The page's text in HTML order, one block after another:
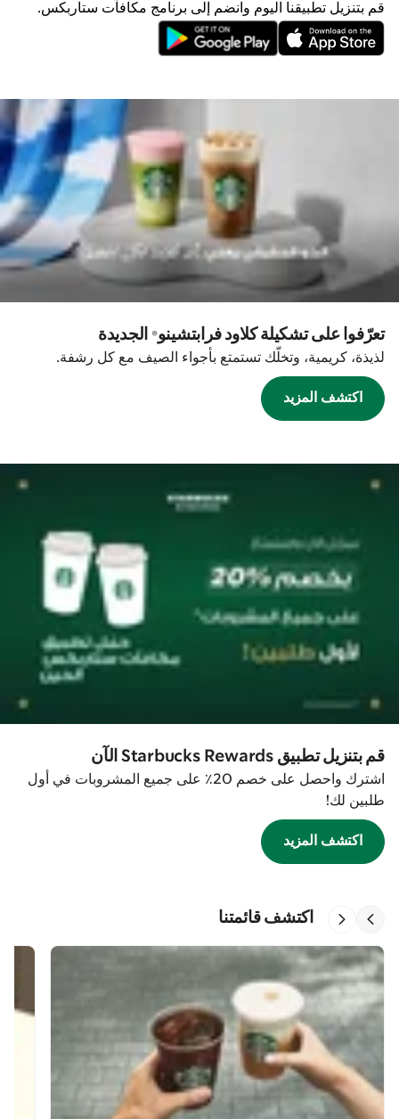
قم بتنزيل تطبيقنا اليوم وانضم إلى برنامج مكافآت ستاربكس.
تعرّفوا على تشكيلة كلاود فرابتشينو® الجديدة
لذيذة، كريمية، وتخلّك تستمتع بأجواء الصيف مع كل رشفة.
اكتشف المزيد
قم بتنزيل تطبيق Starbucks Rewards الآن
اشترك واحصل على خصم 20٪ على جميع المشروبات في أول
طلبين لك!
اكتشف المزيد
اكتشف قائمتنا